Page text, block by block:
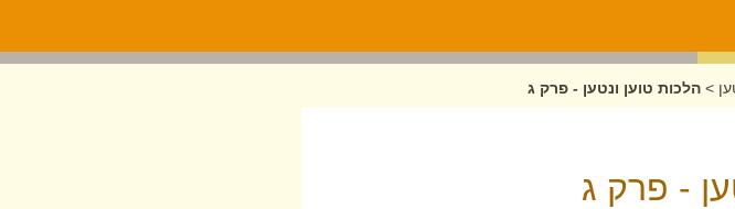
> הלכות טוען ונטען - פרק ג
- פרק ג